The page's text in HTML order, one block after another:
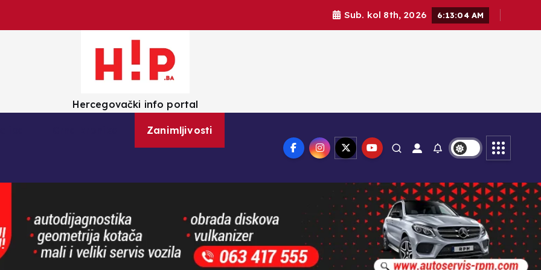
Sub. kol 8th, 2026 6:13:06 AM
Hercegovački info portal
Zanimljivosti